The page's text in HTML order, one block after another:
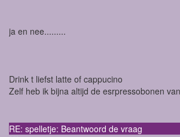
ja en nee.........
Drink t liefst latte of cappucino
Zelf heb ik bijna altijd de esrpressobonen
RE: spelletje: Beantwoord de vraag